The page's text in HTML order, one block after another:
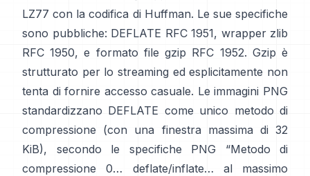
LZ77 con la codifica di Huffman. Le sue specifiche
sono pubbliche: DEFLATE RFC 1951, wrapper zlib
RFC 1950, e formato file gzip RFC 1952. Gzip è
strutturato per lo streaming ed esplicitamente non
tenta di fornire accesso casuale. Le immagini PNG
standardizzano DEFLATE come unico metodo di
compressione (con una finestra massima di 32
KiB), secondo le specifiche PNG
“Metodo di
compressione 0… deflate/inflate… al massimo